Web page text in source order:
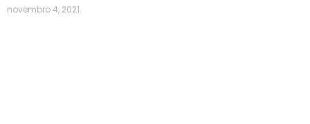
novembro 4, 2021